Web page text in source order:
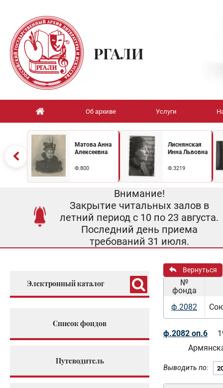
РГАЛИ
Об архиве Услуги
Матова Анна
Алексеевна
Ф.800
Лиснянская
Инна Львовна
Ф.3219
Внимание!
Закрытие читальных залов в
летний период с 10 по 23 августа.
Последний день приема
требований 31 июля.
Электронный каталог
Список фондов
Путеводитель
Вернуться
№
фонда
ф.2082
ф.2082 оп.6
Выводить по: